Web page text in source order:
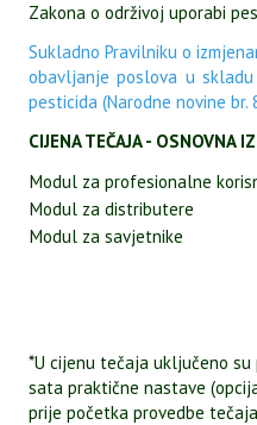
Zakona o održivoj uporabi
Sukladno Pravilniku o
obavljanje poslova u
pesticida (Narodne novine br.
CIJENA TEČAJA - OSNOVNA
Modul za profesionalne
Modul za distributere
Modul za savjetnike
*U cijenu tečaja uključeno
sata praktične nastave
prije početka provedbe tečaja